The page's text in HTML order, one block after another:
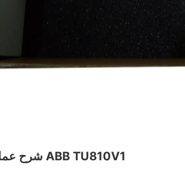
شرح عملکرد و کاربرد ABB TU810V1